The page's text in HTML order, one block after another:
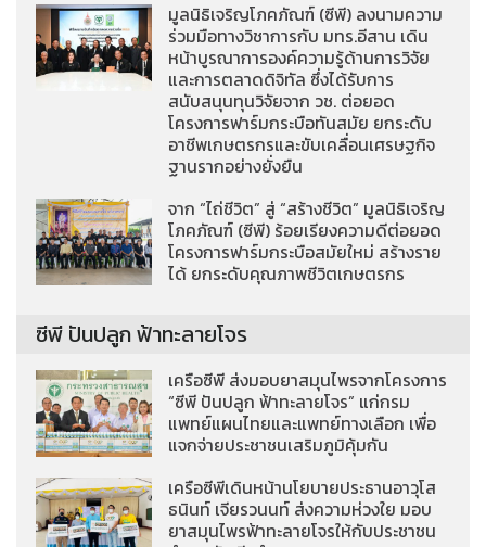
มูลนิธิเจริญโภคภัณฑ์ (ซีพี) ลงนามความ
ร่วมมือทางวิชาการกับ มทร.อีสาน เดิน
หน้าบูรณาการองค์ความรู้ด้านการวิจัย
และการตลาดดิจิทัล ซึ่งได้รับการ
สนับสนุนทุนวิจัยจาก วช. ต่อยอด
โครงการฟาร์มกระบือทันสมัย ยกระดับ
อาชีพเกษตรกรและขับเคลื่อนเศรษฐกิจ
ฐานรากอย่างยั่งยืน
จาก “ไถ่ชีวิต” สู่ “สร้างชีวิต” มูลนิธิเจริญ
โภคภัณฑ์ (ซีพี) ร้อยเรียงความดีต่อยอด
โครงการฟาร์มกระบือสมัยใหม่ สร้างราย
ได้ ยกระดับคุณภาพชีวิตเกษตรกร
ซีพี ปันปลูก ฟ้าทะลายโจร
เครือซีพี ส่งมอบยาสมุนไพรจากโครงการ
“ซีพี ปันปลูก ฟ้าทะลายโจร” แก่กรม
แพทย์แผนไทยและแพทย์ทางเลือก เพื่อ
แจกจ่ายประชาชนเสริมภูมิคุ้มกัน
เครือซีพีเดินหน้านโยบายประธานอาวุโส
ธนินท์ เจียรวนนท์ ส่งความห่วงใย มอบ
ยาสมุนไพรฟ้าทะลายโจรให้กับประชาชน